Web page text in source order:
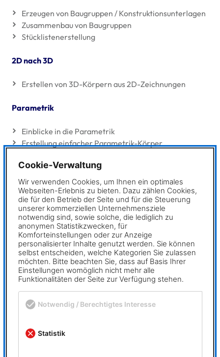
Erzeugen von Baugruppen / Konstruktionsunterlagen
Zusammenbau von Baugruppen
Stücklistenerstellung
2D nach 3D
Erstellen von 3D-Körpern aus 2D-Zeichnungen
Parametrik
Einblicke in die Parametrik
Erstellung einfacher Parametrik-Körper
Vorkenntnisse / Voraussetzungen
PC-Grundkenntnisse und Basiswissen im Umgang mit
Microsoft Windows, MegaCAD 2D
Bei Online-Schulungen:
Eine stabile Internetverbindung, Headset bzw.
Kopfhörer mit Mikrofon, Webcam, MS Teams, MegaCAD
3D
Dauer und Kurszeiten
Von 16:00Uhr bis 17:00Uhr individuelle Lernzeit zum
Vertiefen der Schulungsinhalte.
Cookie-Verwaltung
Wir verwenden Cookies, um Ihnen ein optimales
Webseiten-Erlebnis zu bieten. Dazu zählen Cookies,
die für den Betrieb der Seite und für die Steuerung
unserer kommerziellen Unternehmensziele
notwendig sind, sowie solche, die lediglich zu
anonymen Statistikzwecken, für
Komforteinstellungen oder zur Anzeige
personalisierter Inhalte genutzt werden. Sie können
selbst entscheiden, welche Kategorien Sie zulassen
möchten. Bitte beachten Sie, dass auf Basis Ihrer
Einstellungen womöglich nicht mehr alle
Funktionalitäten der Seite zur Verfügung stehen.
Notwendig / Berechtigtes Interesse
Statistik